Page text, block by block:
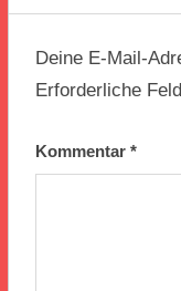
Deine E-Mail-
Erforderliche
Kommentar *